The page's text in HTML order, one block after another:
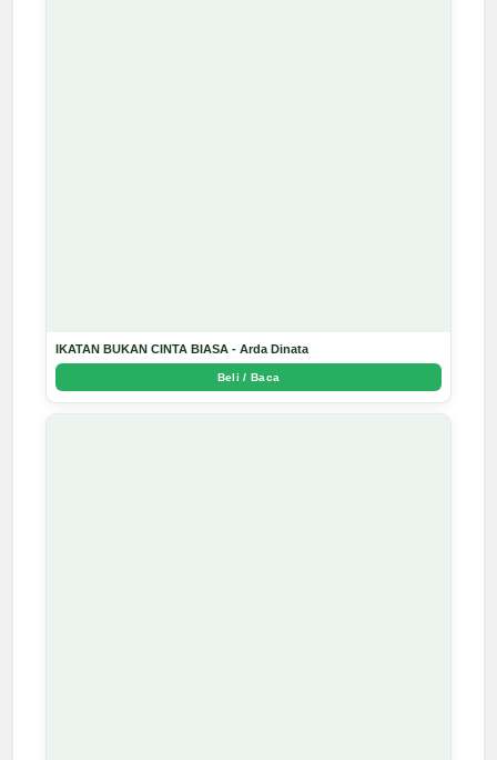
IKATAN BUKAN CINTA BIASA - Arda Dinata
Beli / Baca